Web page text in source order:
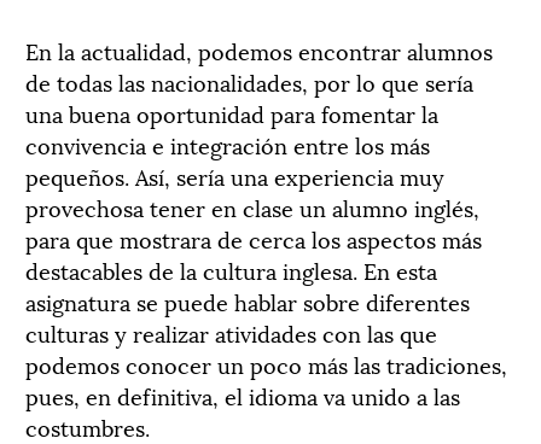
En la actualidad, podemos encontrar alumnos
de todas las nacionalidades, por lo que sería
una buena oportunidad para fomentar la
convivencia e integración entre los más
pequeños. Así, sería una experiencia muy
provechosa tener en clase un alumno inglés,
para que mostrara de cerca los aspectos más
destacables de la cultura inglesa. En esta
asignatura se puede hablar sobre diferentes
culturas y realizar atividades con las que
podemos conocer un poco más las tradiciones,
pues, en definitiva, el idioma va unido a las
costumbres.